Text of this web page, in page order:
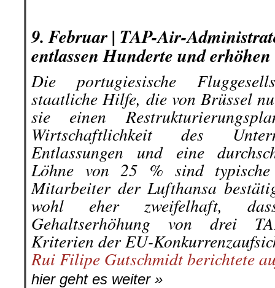
9. Februar | TAP-Air-
entlassen Hunderte und
Die portugiesische
staatliche Hilfe, die von Brüssel
sie einen
Wirtschaftlichkeit des
Entlassungen und eine
Löhne von 25 % sind
Mitarbeiter der Lufthansa
wohl eher zweifelhaft,
Gehaltserhöhung von drei
Kriterien der EU-
Rui Filipe Gutschmidt berichtete
hier geht es weiter »